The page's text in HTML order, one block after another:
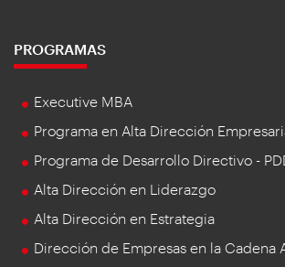
PROGRAMAS
Executive MBA
Programa en Alta Dirección
Programa de Desarrollo Directivo -
Alta Dirección en Liderazgo
Alta Dirección en Estrategia
Dirección de Empresas en la Cadena